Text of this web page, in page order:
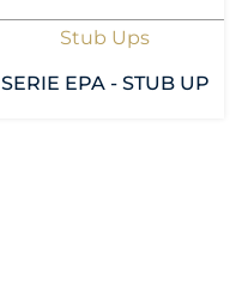
Stub Ups
SERIE EPA - STUB UP